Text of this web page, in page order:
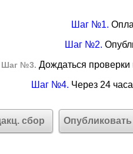
Шаг №1.
Шаг №2.
Шаг №3. Дождаться проверки
Шаг №4. Через 24
сбор